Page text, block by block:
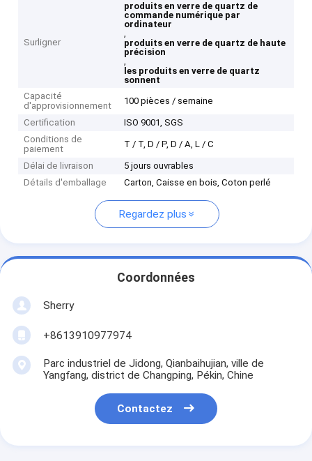
Surligner
produits en verre de quartz de
commande numérique par
ordinateur
,
produits en verre de quartz de haute
précision
,
les produits en verre de quartz
sonnent
Capacité
d'approvisionnement
100 pièces / semaine
Certification
ISO 9001, SGS
Conditions de
paiement
T / T, D / P, D / A, L / C
Délai de livraison
5 jours ouvrables
Détails d'emballage
Carton, Caisse en bois, Coton perlé
Regardez plus
Coordonnées
Sherry
+8613910977974
Parc industriel de Jidong, Qianbaihujian, ville de
Yangfang, district de Changping, Pékin, Chine
Contactez